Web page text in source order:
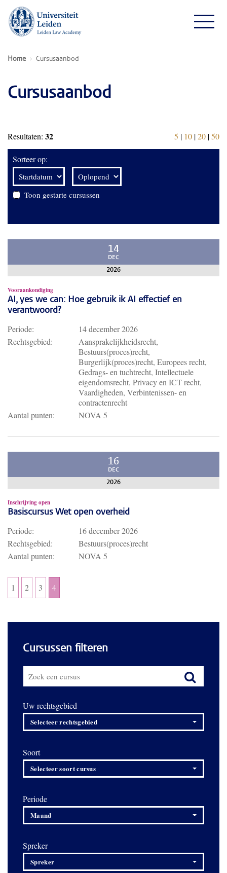
Home Cursusaanbod
Cursusaanbod
Resultaten: 32 5 | 10 |20 |50
Sorteer op:
Toon gestarte cursussen
14
DEC
2026
Vooraankondiging
AI, yes we can: Hoe gebruik ik AI effectief en
verantwoord?
Periode:
14 december 2026
Rechtsgebied:
Aansprakelijkheidsrecht,
Bestuurs(proces)recht,
Burgerlijk(proces)recht, Europees recht,
Gedrags- en tuchtrecht, Intellectuele
eigendomsrecht, Privacy en ICT recht,
Vaardigheden, Verbintenissen- en
contractenrecht
Aantal punten:
NOVA 5
16
DEC
2026
Inschrijving open
Basiscursus Wet open overheid
Periode:
16 december 2026
Rechtsgebied:
Bestuurs(proces)recht
Aantal punten:
NOVA 5
1 2 3 4
Cursussen filteren
Uw rechtsgebied
Selecteer rechtsgebied
Soort
Selecteer soort cursus
Periode
Maand
Spreker
Spreker